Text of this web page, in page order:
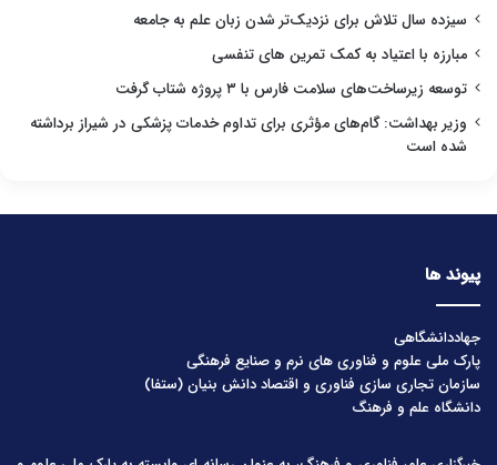
سیزده سال تلاش برای نزدیک‌تر شدن زبان علم به جامعه
مبارزه با اعتیاد به کمک تمرین های تنفسی
توسعه زیرساخت‌های سلامت فارس با ۳ پروژه شتاب گرفت
وزیر بهداشت: گام‌های مؤثری برای تداوم خدمات پزشکی در شیراز برداشته
شده است
پیوند ها
جهاددانشگاهی
پارک ملی علوم و فناوری های نرم و صنایع فرهنگی
سازمان تجاری سازی فناوری و اقتصاد دانش بنیان (ستفا)
دانشگاه علم و فرهنگ